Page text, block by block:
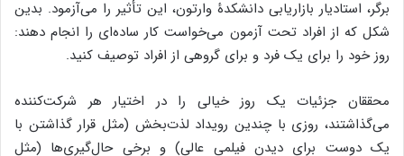
برگر، استادیار بازاریابی دانشکدۀ وارتون، این تأثیر را می‌آزمود. بدین
شکل که از افراد تحت آزمون می‌خواست کار ساده‌ای را انجام دهند:
روز خود را برای یک فرد و برای گروهی از افراد توصیف کنید.
محققان جزئیات یک روز خیالی را در اختیار هر شرکت‌کننده
می‌گذاشتند، روزی با چندین رویداد لذت‌بخش (مثل قرار گذاشتن با
یک دوست برای دیدن فیلمی عالی) و برخی حال‌گیری‌ها (مثل